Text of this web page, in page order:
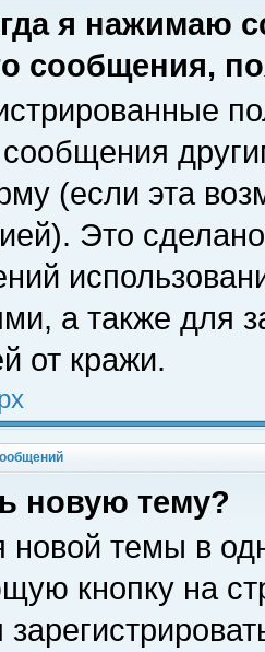
я нажимаю
сообщения,
(если эта
Это
а также для
от кражи.
новую тему?
новой темы в
кнопку на